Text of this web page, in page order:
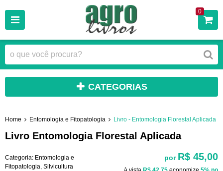
0
CATEGORIAS
Home Entomologia e Fitopatologia Livro - Entomologia Florestal Aplicada
Livro Entomologia Florestal Aplicada
Categoria: Entomologia e
Fitopatologia Silvicultura
por R$ 45,00